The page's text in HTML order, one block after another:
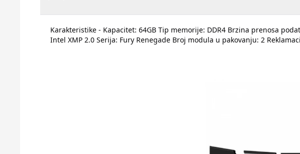
Karakteristike - Kapacitet: 64GB Tip memorije: DDR4 Brzina prenosa
Intel XMP 2.0 Serija: Fury Renegade Broj modula u pakovanju: 2